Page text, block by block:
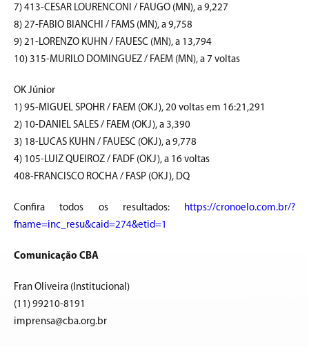
7) 413-CESAR LOURENCONI / FAUGO (MN), a 9,227
8) 27-FABIO BIANCHI / FAMS (MN), a 9,758
9) 21-LORENZO KUHN / FAUESC (MN), a 13,794
10) 315-MURILO DOMINGUEZ / FAEM (MN), a 7 voltas
OK Júnior
1) 95-MIGUEL SPOHR / FAEM (OKJ), 20 voltas em 16:21,291
2) 10-DANIEL SALES / FAEM (OKJ), a 3,390
3) 18-LUCAS KUHN / FAUESC (OKJ), a 9,778
4) 105-LUIZ QUEIROZ / FADF (OKJ), a 16 voltas
408-FRANCISCO ROCHA / FASP (OKJ), DQ
Confira todos os resultados: https://cronoelo.com.br/?
fname=inc_resu&caid=274&etid=1
Comunicação CBA
Fran Oliveira (Institucional)
(11) 99210-8191
imprensa@cba.org.br